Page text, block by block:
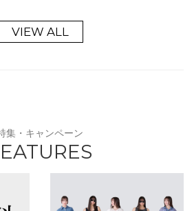
VIEW ALL
集・キャンペーン